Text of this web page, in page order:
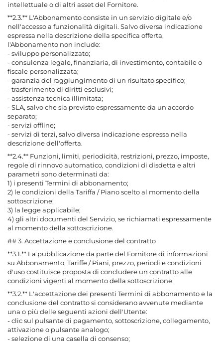
intellettuale o di altri asset del Fornitore.
**2.3.** L'Abbonamento consiste in un servizio digitale e/o
nell'accesso a funzionalità digitali. Salvo diversa indicazione
espressa nella descrizione della specifica offerta,
l'Abbonamento non include:
- sviluppo personalizzato;
- consulenza legale, finanziaria, di investimento, contabile o
fiscale personalizzata;
- garanzia del raggiungimento di un risultato specifico;
- trasferimento di diritti esclusivi;
- assistenza tecnica illimitata;
- SLA, salvo che sia previsto espressamente da un accordo
separato;
- servizi offline;
- servizi di terzi, salvo diversa indicazione espressa nella
descrizione dell'offerta.
**2.4.** Funzioni, limiti, periodicità, restrizioni, prezzo, imposte,
regole di rinnovo automatico, condizioni di disdetta e altri
parametri sono determinati da:
1) i presenti Termini di abbonamento;
2) le condizioni della Tariffa / Piano scelto al momento della
sottoscrizione;
3) la legge applicabile;
4) gli altri documenti del Servizio, se richiamati espressamente
al momento della sottoscrizione.
## 3. Accettazione e conclusione del contratto
**3.1.** La pubblicazione da parte del Fornitore di informazioni
su Abbonamento, Tariffe / Piani, prezzo, periodi e condizioni
d'uso costituisce proposta di concludere un contratto alle
condizioni vigenti al momento della sottoscrizione.
**3.2.** L'accettazione dei presenti Termini di abbonamento e la
conclusione del contratto si considerano avvenute mediante
una o più delle seguenti azioni dell'Utente:
- clic sul pulsante di pagamento, sottoscrizione, collegamento,
attivazione o pulsante analogo;
- selezione di una casella di consenso;